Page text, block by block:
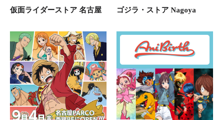
仮面ライダーストア 名古屋 ゴジラ・ストア Nagoya